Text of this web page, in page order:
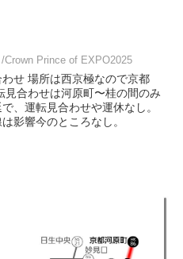
Crown Prince of EXPO2025
せ 場所は西京極なので京都
合わせは河原町〜桂の間のみ
、運転見合わせや運休なし。
影響今のところなし。